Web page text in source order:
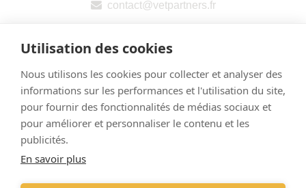
Utilisation des cookies
Nous utilisons les cookies pour collecter et analyser des
informations sur les performances et l'utilisation du site,
pour fournir des fonctionnalités de médias sociaux et
pour améliorer et personnaliser le contenu et les
publicités.
En savoir plus
contact@vetpartners.fr
Déclaration publique pays par pays (CbCR) de l’UE